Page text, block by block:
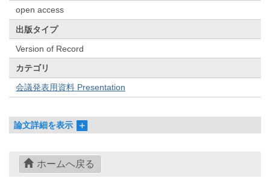
open access
出版タイプ
Version of Record
カテゴリ
会議発表用資料 Presentation
論文詳細を表示
ホームへ戻る